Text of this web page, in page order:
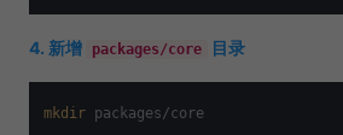
4. 新增 packages/core 目录
mkdir packages/core